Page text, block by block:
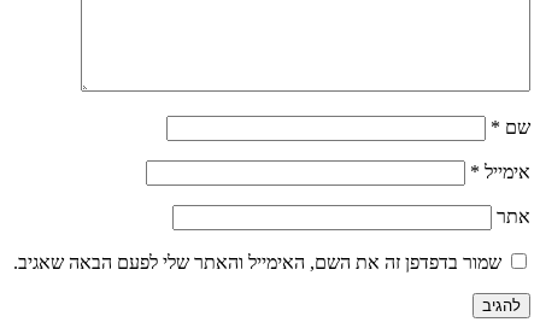
שם *
אימייל *
אתר
שמור בדפדפן זה את השם, האימייל והאתר שלי לפעם הבאה שאגיב.